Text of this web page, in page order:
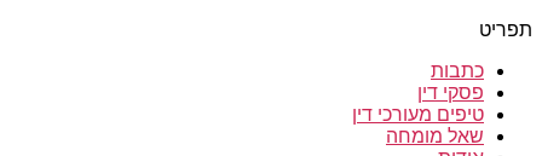
תפריט
כתבות
פסקי דין
טיפים מעורכי דין
שאל מומחה